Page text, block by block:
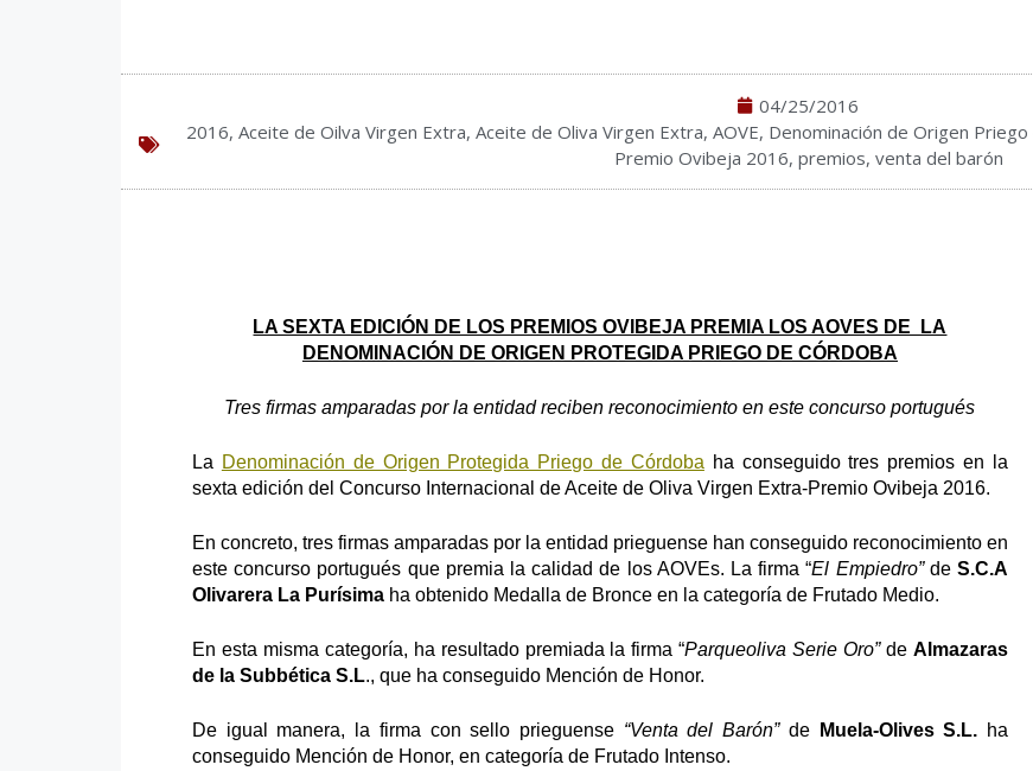
04/25/2016
2016, Aceite de Oilva Virgen Extra, Aceite de Oliva Virgen Extra, AOVE, Denominación de Origen
Premio Ovibeja 2016, premios, venta del barón
LA SEXTA EDICIÓN DE LOS PREMIOS OVIBEJA PREMIA LOS AOVES DE LA
DENOMINACIÓN DE ORIGEN PROTEGIDA PRIEGO DE CÓRDOBA
Tres firmas amparadas por la entidad reciben reconocimiento en este concurso portugués
La Denominación de Origen Protegida Priego de Córdoba ha conseguido tres premios en la
sexta edición del Concurso Internacional de Aceite de Oliva Virgen Extra-Premio Ovibeja 2016.
En concreto, tres firmas amparadas por la entidad prieguense han conseguido reconocimiento en
este concurso portugués que premia la calidad de los AOVEs. La firma “El Empiedro”de S.C.A
Olivarera La Purísima ha obtenido Medalla de Bronce en la categoría de Frutado Medio.
En esta misma categoría, ha resultado premiada la firma “Parqueoliva Serie Oro”de Almazaras
de la Subbética S.L., que ha conseguido Mención de Honor.
De igual manera, la firma con sello prieguense “Venta del Barón”de Muela-Olives S.L. ha
conseguido Mención de Honor, en categoría de Frutado Intenso.